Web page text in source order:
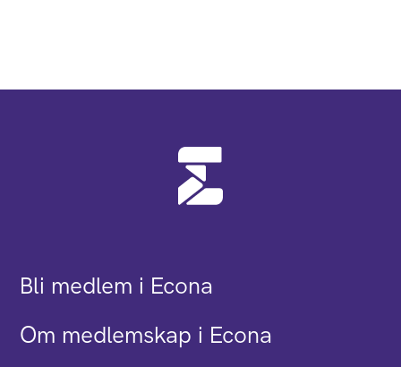
Bli medlem i Econa
Om medlemskap i Econa